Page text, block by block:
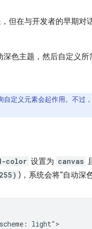
但在与开发者的早期对
色主题，然后自定义
自定义元素会起作用。不过
color 设置为 canvas
)，系统会将“自动深
light">